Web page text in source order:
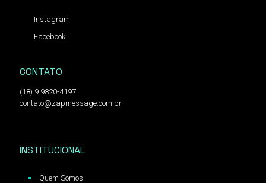
Instagram
Facebook
CONTATO
(18) 9 9820-4197
contato@zapmessage.com.br
INSTITUCIONAL
Quem Somos